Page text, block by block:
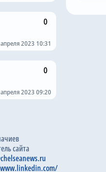
0
2023 10:31
0
2023 09:20
сайта